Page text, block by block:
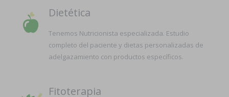
Dietética
Tenemos Nutricionista especializada. Estudio
completo del paciente y dietas personalizadas de
adelgazamiento con productos específicos.
Fitoterapia